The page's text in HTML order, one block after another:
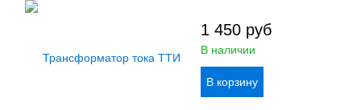
1 450 руб
В наличии